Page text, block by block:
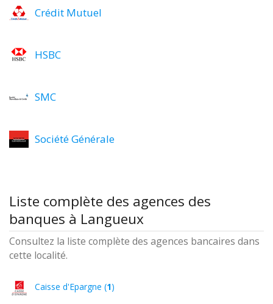
Crédit Mutuel
HSBC
SMC
Société Générale
Liste complète des agences des
banques à Langueux
Consultez la liste complète des agences bancaires dans
cette localité.
Caisse d'Epargne (1)